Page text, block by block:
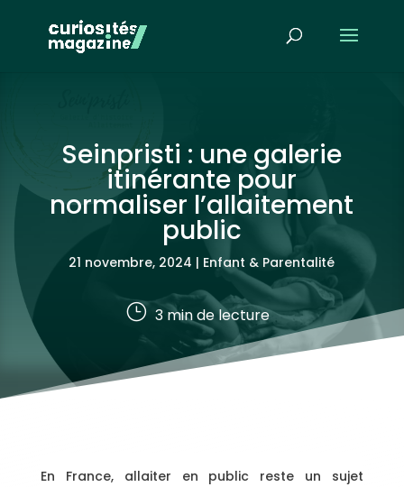
Seinpristi : une galerie
itinérante pour
normaliser l’allaitement
public
21 novembre, 2024 | Enfant & Parentalité
} 3min de lecture
En France, allaiter en public reste un sujet